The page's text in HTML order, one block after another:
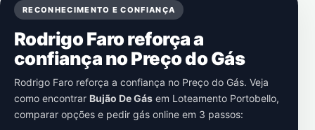
RECONHECIMENTO E CONFIANÇA
Rodrigo Faro reforça a
confiança no Preço do Gás
Rodrigo Faro reforça a confiança no Preço do Gás. Veja
como encontrar Bujão De Gás em Loteamento Portobello,
comparar opções e pedir gás online em 3 passos: